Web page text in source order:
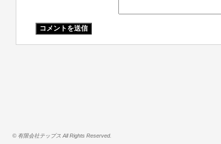
© 有限会社テップス All Rights Reserved.